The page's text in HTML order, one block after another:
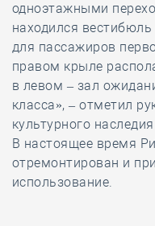
одноэтажными
находился
для пассажиров
правом крыле
в левом – зал
класса», – отметил
культурного
В настоящее время
отремонтирован и
использование.